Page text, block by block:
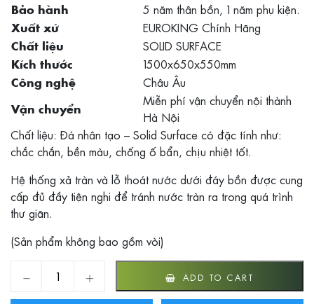
Bảo hành 5 năm thân bồn, 1 năm phụ kiện.
Xuất xứ EUROKING Chính Hãng
Chất liệu SOLID SURFACE
Kích thước 1500x650x550mm
Công nghệ Châu Âu
Vận chuyển
Miễn phí vận chuyển nội thành
Hà Nội
Chất liệu: Đá nhân tạo – Solid Surface có đặc tính như:
chắc chắn, bền màu, chống ố bẩn, chịu nhiệt tốt.
Hệ thống xả tràn và lỗ thoát nước dưới đáy bồn được cung
cấp đủ đầy tiện nghi để tránh nước tràn ra trong quá trình
thư giãn.
(Sản phẩm không bao gồm vòi)
Bồn EU-65180 quantity
ADD TO CART